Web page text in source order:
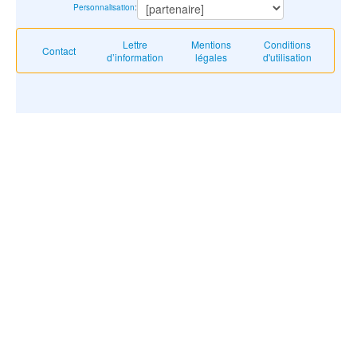
Contact
Lettre
d’information
Mentions
légales
Conditions
d'utilisation
Personnalisation: